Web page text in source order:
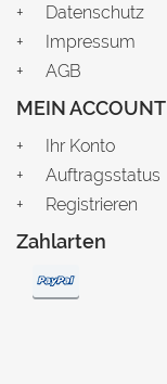
Datenschutz
Impressum
AGB
MEIN ACCOUNT
Ihr Konto
Auftragsstatus
Registrieren
Zahlarten